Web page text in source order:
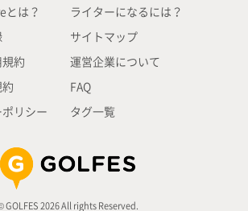
とは？
約
リシー
ライターになるには？
サイトマップ
運営企業について
FAQ
タグ一覧
GOLFES 2026 All rights Reserved.